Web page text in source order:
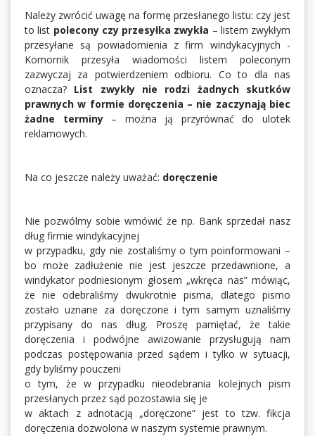
Należy zwrócić uwagę na formę przesłanego listu: czy jest
to list polecony czy przesyłka zwykła – listem zwykłym
przesyłane są powiadomienia z firm windykacyjnych -
Komornik przesyła wiadomości listem poleconym
zazwyczaj za potwierdzeniem odbioru. Co to dla nas
oznacza? List zwykły nie rodzi żadnych skutków
prawnych w formie doręczenia – nie zaczynają biec
żadne terminy – można ją przyrównać do ulotek
reklamowych.
Na co jeszcze należy uważać: doręczenie
Nie pozwólmy sobie wmówić że np. Bank sprzedał nasz
dług firmie windykacyjnej
w przypadku, gdy nie zostaliśmy o tym poinformowani –
bo może zadłużenie nie jest jeszcze przedawnione, a
windykator podniesionym głosem „wkręca nas” mówiąc,
że nie odebraliśmy dwukrotnie pisma, dlatego pismo
zostało uznane za doręczone i tym samym uznaliśmy
przypisany do nas dług. Proszę pamiętać, że takie
doręczenia i podwójne awizowanie przysługują nam
podczas postępowania przed sądem i tylko w sytuacji,
gdy byliśmy pouczeni
o tym, że w przypadku nieodebrania kolejnych pism
przesłanych przez sąd pozostawia się je
w aktach z adnotacją „doręczone” jest to tzw. fikcja
doręczenia dozwolona w naszym systemie prawnym.